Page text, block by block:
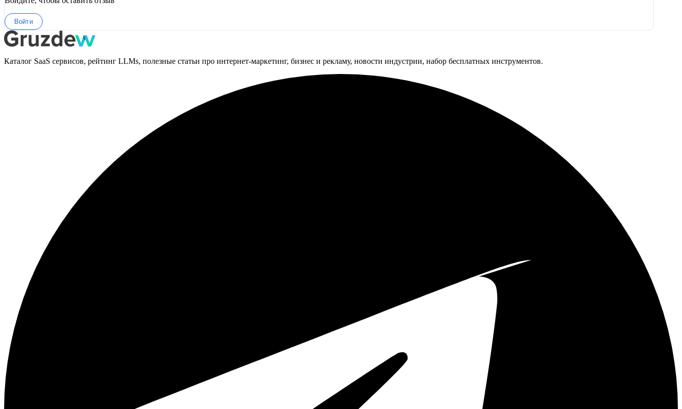
Войти
Каталог SaaS сервисов, рейтинг LLMs, полезные статьи про интернет-маркетинг, бизнес и рекламу, новости индустрии, набор бесплатных инструментов.